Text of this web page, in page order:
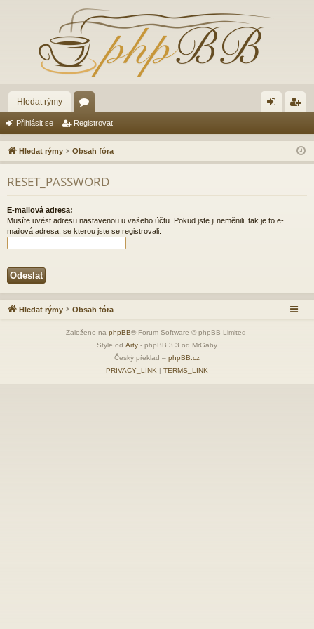
Hledat rýmy
ór
a lá
sit
ist
ro
Přihlásit se Registrovat
Hledat rýmy Obsah fóra
RESET_PASSWORD
E-mailová adresa:
Musíte uvést adresu nastavenou u vašeho účtu. Pokud jste ji neměnili, tak je to e-
mailová adresa, se kterou jste se registrovali.
Hledat rýmy Obsah fóra
Založeno na phpBB® Forum Software © phpBB Limited
Style od Arty - phpBB 3.3 od MrGaby
Český překlad – phpBB.cz
PRIVACY_LINK | TERMS_LINK